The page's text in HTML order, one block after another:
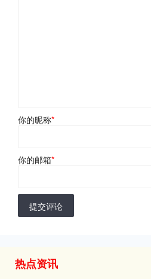
你的昵称*
你的邮箱*
提交评论
热点资讯